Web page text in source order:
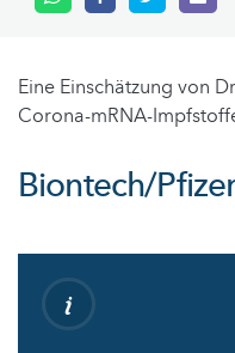
Eine Einschätzung von
Corona-mRNA-
Biontech/